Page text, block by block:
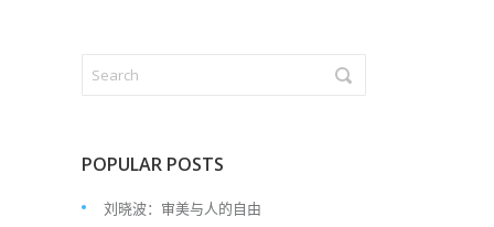
POPULAR POSTS
刘晓波：审美与人的自由